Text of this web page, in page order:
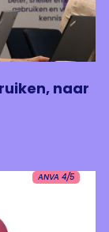
naar
ANVA 4/5